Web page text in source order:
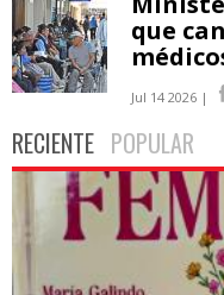
que
Jul 14 2026 |
RECIENTE POPULAR